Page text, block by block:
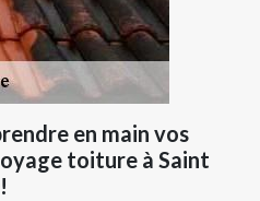
en main vos
toiture à Saint